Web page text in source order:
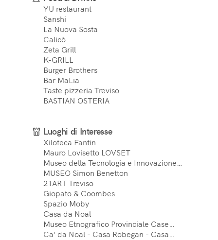
YU restaurant
Sanshi
La Nuova Sosta
Calicò
Zeta Grill
K-GRILL
Burger Brothers
Bar MaLia
Taste pizzeria Treviso
BASTIAN OSTERIA
Luoghi di Interesse
Xiloteca Fantin
Mauro Lovisetto LOVSET
Museo della Tecnologia e Innovazione
Treviso
MUSEO Simon Benetton
21ART Treviso
Giopato & Coombes
Spazio Moby
Casa da Noal
Museo Etnografico Provinciale Case
Piavone
Ca' da Noal - Casa Robegan - Casa